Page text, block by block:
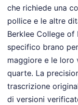
che richiede una
pollice e le altre
Berklee College
specifico brano
maggiore e le loro
quarte. La
trascrizione
di versioni